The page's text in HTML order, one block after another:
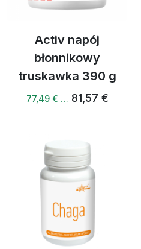
Activ napój
błonnikowy
truskawka 390 g
77,49 € … 81,57 €